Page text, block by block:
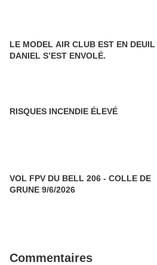
LE MODEL AIR CLUB EST EN DEUIL :
DANIEL S’EST ENVOLÉ.
RISQUES INCENDIE ÉLEVÉ
VOL FPV DU BELL 206 - COLLE DE
GRUNE 9/6/2026
Commentaires